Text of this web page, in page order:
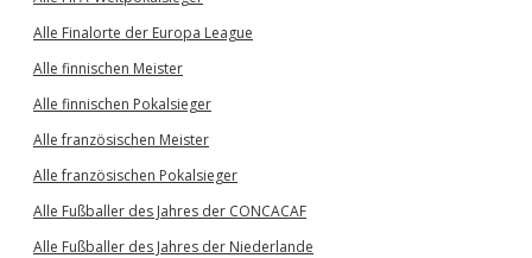
Alle Finalorte der Europa League
Alle finnischen Meister
Alle finnischen Pokalsieger
Alle französischen Meister
Alle französischen Pokalsieger
Alle Fußballer des Jahres der CONCACAF
Alle Fußballer des Jahres der Niederlande